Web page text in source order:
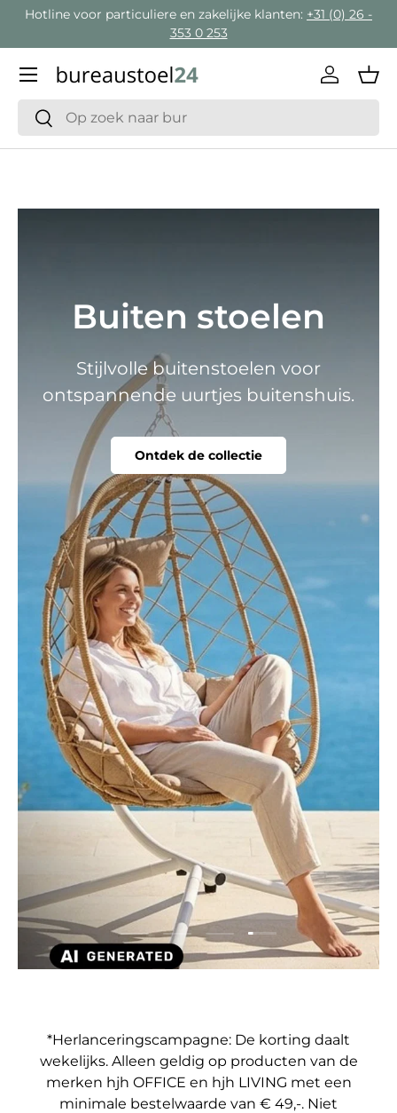
Hotline voor particuliere en zakelijke klanten: +31 (0) 26 -
353 0 253
Zoeken
Zoeken
Inloggen
Menu
Buiten stoelen
Stijlvolle buitenstoelen voor
ontspannende uurtjes buitenshuis.
Ontdek de collectie
Dia laden 1 van 4
Dia laden 2 van 4
Dia laden 3 van 4
Dia laden 4 van 4
*Herlanceringscampagne: De korting daalt
wekelijks. Alleen geldig op producten van de
merken hjh OFFICE en hjh LIVING met een
minimale bestelwaarde van € 49,-. Niet